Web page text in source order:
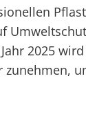
2025